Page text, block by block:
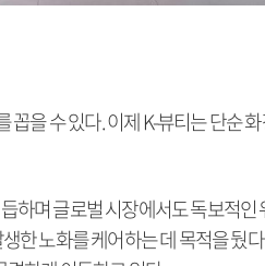
을 수 있다. 이제 K-뷰티는 단순
하며 글로벌 시장에서도 독보적인
한 노화를 케어하는 데 목적을 뒀